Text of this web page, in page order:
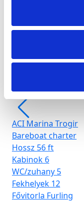
ACI Marina Trogir
Bareboat charter
Hossz 56 ft
Kabinok 6
WC/zuhany 5
Fekhelyek 12
Fővitorla Furling